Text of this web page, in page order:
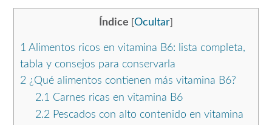
Índice Ocultar
1 Alimentos ricos en vitamina B6: lista completa,
tabla y consejos para conservarla
2 ¿Qué alimentos contienen más vitamina B6?
2.1 Carnes ricas en vitamina B6
2.2Pescados con alto contenido en vitamina